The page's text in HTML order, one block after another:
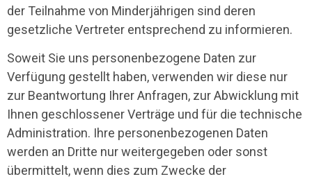
der Teilnahme von Minderjährigen sind deren
gesetzliche Vertreter entsprechend zu informieren.
Soweit Sie uns personenbezogene Daten zur
Verfügung gestellt haben, verwenden wir diese nur
zur Beantwortung Ihrer Anfragen, zur Abwicklung mit
Ihnen geschlossener Verträge und für die technische
Administration. Ihre personenbezogenen Daten
werden an Dritte nur weitergegeben oder sonst
übermittelt, wenn dies zum Zwecke der